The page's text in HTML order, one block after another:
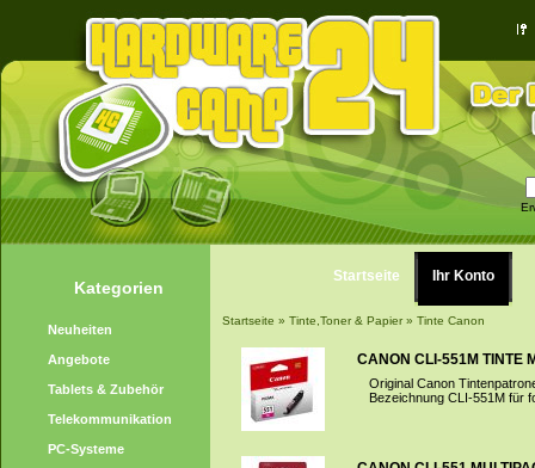
Kategorien
Neuheiten
Angebote
Tablets & Zubehör
Telekommunikation
PC-Systeme
Startseite Ihr Konto
Startseite » Tinte,Toner & Papier» Tinte Canon
CANON CLI-551M TINTE
Original Canon
Bezeichnung CLI-551M für